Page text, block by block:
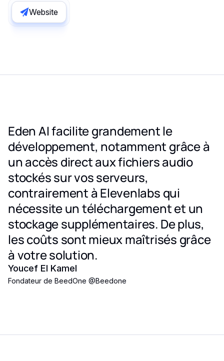
Website
Eden AI facilite grandement le
développement, notamment grâce à
un accès direct aux fichiers audio
stockés sur vos serveurs,
contrairement à Elevenlabs qui
nécessite un téléchargement et un
stockage supplémentaires. De plus,
les coûts sont mieux maîtrisés grâce
à votre solution.
Youcef El Kamel
Fondateur de BeedOne @Beedone